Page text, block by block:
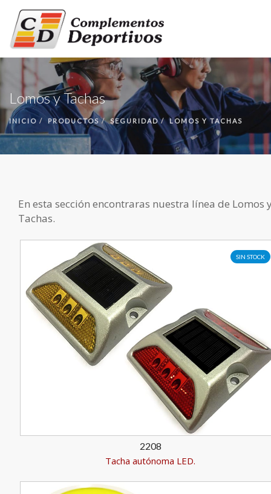
INICIO
PRODUCTOS
NUESTRA EMPRESA
CONTACTO
Lomos y Tachas
INICIO PRODUCTOS SEGURIDAD LOMOS Y TACHAS
En esta sección encontraras nuestra línea de Lomos
Tachas.
SIN STOCK
2208
Tacha autónoma LED.